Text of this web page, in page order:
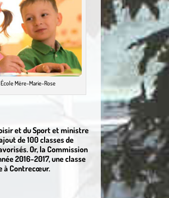
Mère-Marie-Rose
et du Sport et ministre
de 100 classes de
Or, la Commission
2016-2017, une classe
à Contrecœur.